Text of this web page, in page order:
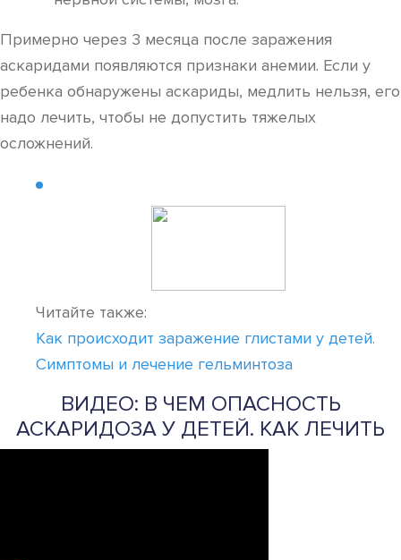
Примерно через 3 месяца после заражения
аскаридами появляются признаки анемии. Если у
ребенка обнаружены аскариды, медлить нельзя, его
надо лечить, чтобы не допустить тяжелых
осложнений.
Читайте также:
Как происходит заражение глистами у детей.
Симптомы и лечение гельминтоза
ВИДЕО: В ЧЕМ ОПАСНОСТЬ
АСКАРИДОЗА У ДЕТЕЙ. КАК ЛЕЧИТЬ